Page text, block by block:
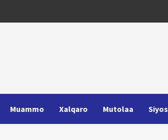
Muammo Xalqaro Mutolaa